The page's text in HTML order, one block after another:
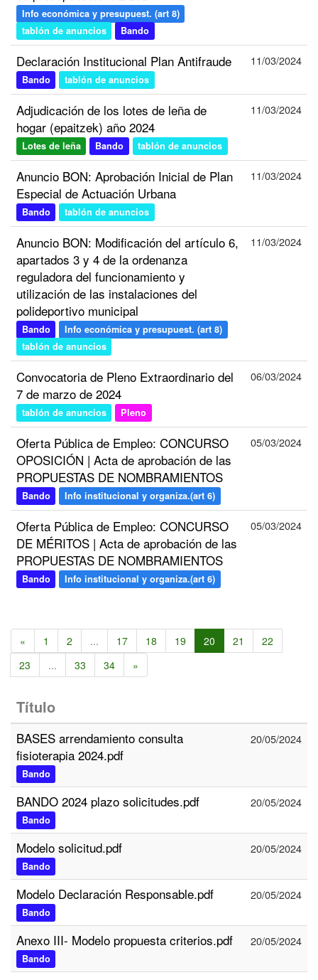
Info económica y presupuest. (art 8)
tablón de anuncios
Bando
Declaración Institucional Plan Antifraude
Bando tablón de anuncios
11/03/2024
Adjudicación de los lotes de leña de
hogar (epaitzek) año 2024
Lotes de leña Bando tablón de anuncios
11/03/2024
Anuncio BON: Aprobación Inicial de Plan
Especial de Actuación Urbana
Bando tablón de anuncios
11/03/2024
Anuncio BON: Modificación del artículo 6,
apartados 3 y 4 de la ordenanza
reguladora del funcionamiento y
utilización de las instalaciones del
polideportivo municipal
Bando
Info económica y presupuest. (art 8)
tablón de anuncios
11/03/2024
Convocatoria de Pleno Extraordinario del
7 de marzo de 2024
tablón de anuncios Pleno
06/03/2024
Oferta Pública de Empleo: CONCURSO
OPOSICIÓN | Acta de aprobación de las
PROPUESTAS DE NOMBRAMIENTOS
Bando Info institucional y organiza.(art 6)
05/03/2024
Oferta Pública de Empleo: CONCURSO
DE MÉRITOS | Acta de aprobación de las
PROPUESTAS DE NOMBRAMIENTOS
Bando Info institucional y organiza.(art 6)
05/03/2024
« 1 2 ... 17 18 19 20 21
22
23
... 33 34 »
Título
BASES arrendamiento consulta
fisioterapia 2024.pdf
Bando
20/05/2024
BANDO 2024 plazo solicitudes.pdf
Bando
20/05/2024
Modelo solicitud.pdf
Bando
20/05/2024
Modelo Declaración Responsable.pdf
Bando
20/05/2024
Anexo III- Modelo propuesta criterios.pdf
Bando
20/05/2024